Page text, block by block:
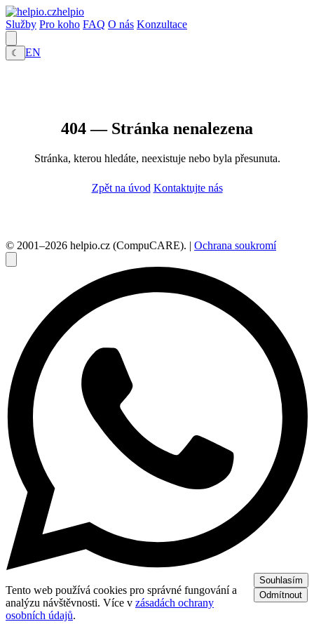
helpio
Služby Pro koho FAQ O nás Konzultace
☾ EN
404 — Stránka nenalezena
Stránka, kterou hledáte, neexistuje nebo byla přesunuta.
Zpět na úvod Kontaktujte nás
© 2001–2026 helpio.cz (CompuCARE). | Ochrana soukromí
Tento web používá cookies pro správné fungování a
analýzu návštěvnosti. Více v zásadách ochrany
osobních údajů.
Souhlasím
Odmítnout